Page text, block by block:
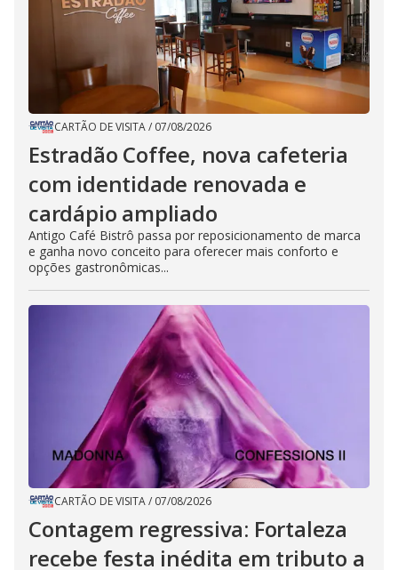
CARTÃO DE VISITA/ 07/08/2026
Estradão Coffee, nova cafeteria
com identidade renovada e
cardápio ampliado
Antigo Café Bistrô passa por reposicionamento de marca
e ganha novo conceito para oferecer mais conforto e
opções gastronômicas...
CARTÃO DE VISITA/ 07/08/2026
Contagem regressiva: Fortaleza
recebe festa inédita em tributo a